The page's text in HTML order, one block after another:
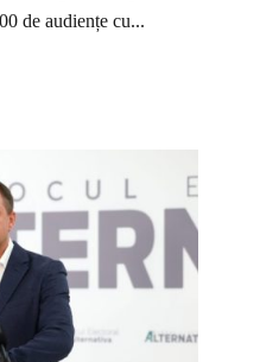
de audiențe cu...